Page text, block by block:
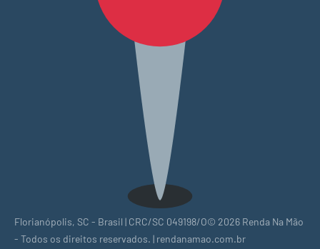
Florianópolis, SC - Brasil | CRC/SC 049198/O© 2026 Renda Na Mão
- Todos os direitos reservados. | rendanamao.com.br